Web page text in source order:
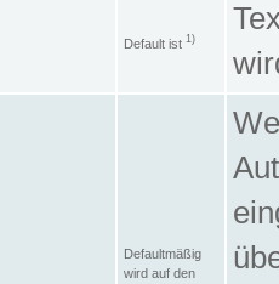
Default ist 1)
Defaultmäßig
wird auf den